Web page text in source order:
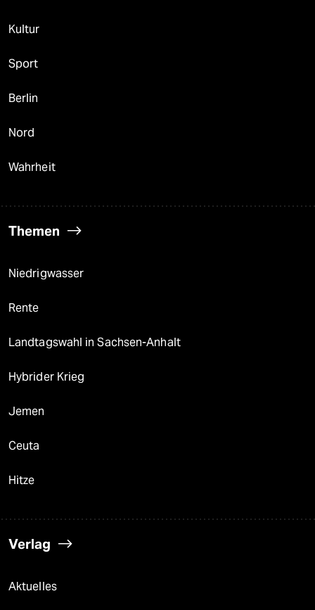
Kultur
Sport
Berlin
Nord
Wahrheit
Themen
Niedrigwasser
Rente
Landtagswahl in Sachsen-Anhalt
Hybrider Krieg
Jemen
Ceuta
Hitze
Verlag
Aktuelles